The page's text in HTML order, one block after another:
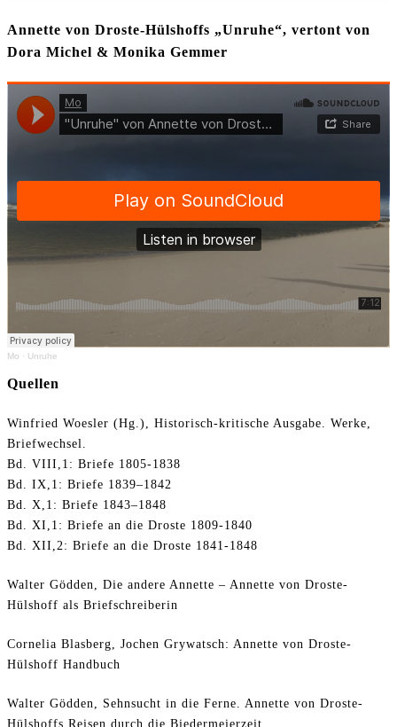
Annette von Droste-Hülshoffs „Unruhe“, vertont von
Dora Michel & Monika Gemmer
Mo · Unruhe
Quellen
Winfried Woesler (Hg.), Historisch-kritische Ausgabe. Werke,
Briefwechsel.
Bd. VIII,1: Briefe 1805-1838
Bd. IX,1: Briefe 1839–1842
Bd. X,1: Briefe 1843–1848
Bd. XI,1: Briefe an die Droste 1809-1840
Bd. XII,2: Briefe an die Droste 1841-1848
Walter Gödden, Die andere Annette – Annette von Droste-
Hülshoff als Briefschreiberin
Cornelia Blasberg, Jochen Grywatsch: Annette von Droste-
Hülshoff Handbuch
Walter Gödden, Sehnsucht in die Ferne. Annette von Droste-
Hülshoffs Reisen durch die Biedermeierzeit